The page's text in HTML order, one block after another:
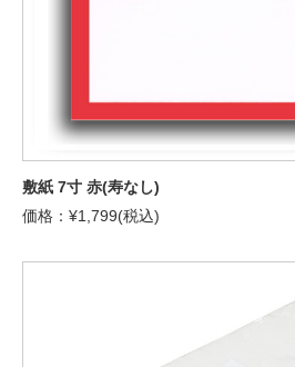
敷紙 7寸 赤(寿なし)
価格：¥1,799(税込)